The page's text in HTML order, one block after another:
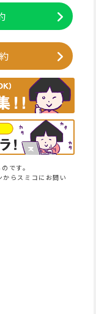
です。
らスミコにお問い